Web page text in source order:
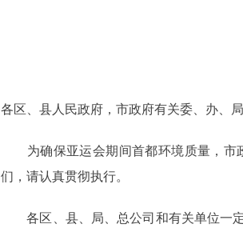
各区、县人民政府，市政府有关委、办、
为确保亚运会期间首都环境质量，市
们，请认真贯彻执行。
各区、县、局、总公司和有关单位一定